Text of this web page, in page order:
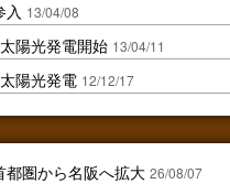
13/04/08
陽光発電開始 13/04/11
陽光発電 12/12/17
都圏から名阪へ拡大 26/08/07